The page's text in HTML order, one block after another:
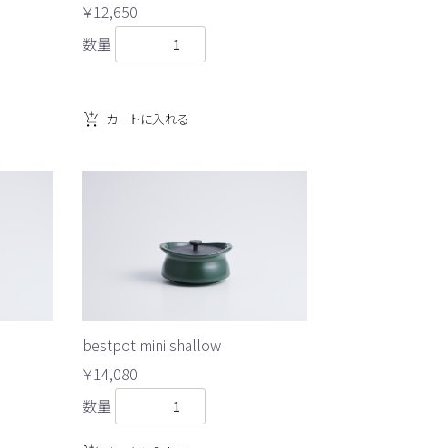
￥12,650
数量
カートに入れる
bestpot mini shallow
￥14,080
数量